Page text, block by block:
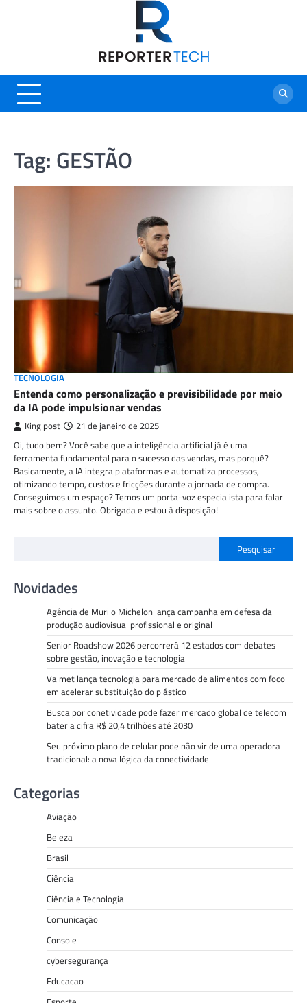
Tag: GESTÃO
TECNOLOGIA
Entenda como personalização e previsibilidade por meio
da IA pode impulsionar vendas
King post 21 de janeiro de 2025
Oi, tudo bem? Você sabe que a inteligência artificial já é uma
ferramenta fundamental para o sucesso das vendas, mas porquê?
Basicamente, a IA integra plataformas e automatiza processos,
otimizando tempo, custos e fricções durante a jornada de compra.
Conseguimos um espaço? Temos um porta-voz especialista para falar
mais sobre o assunto. Obrigada e estou à disposição!
Pesquisar
Novidades
Agência de Murilo Michelon lança campanha em defesa da
produção audiovisual profissional e original
Senior Roadshow 2026 percorrerá 12 estados com debates
sobre gestão, inovação e tecnologia
Valmet lança tecnologia para mercado de alimentos com foco
em acelerar substituição do plástico
Busca por conetividade pode fazer mercado global de telecom
bater a cifra R$ 20,4 trilhões até 2030
Seu próximo plano de celular pode não vir de uma operadora
tradicional: a nova lógica da conectividade
Categorias
Aviação
Beleza
Brasil
Ciência
Ciência e Tecnologia
Comunicação
Console
cybersegurança
Educacao